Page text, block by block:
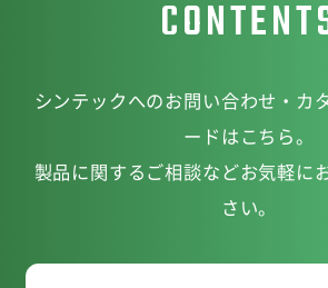
シンテック公式Youtubeチャン
シンテックへのお問い合わせ・カ
ードはこちら。
製品に関するご相談などお気軽に
さい。